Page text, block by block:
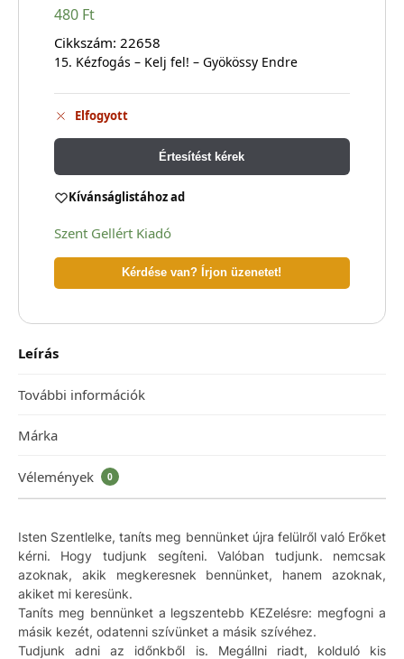
480 Ft
Cikkszám: 22658
15. Kézfogás – Kelj fel! – Gyökössy Endre
Elfogyott
Értesítést kérek
Kívánságlistához ad
Szent Gellért Kiadó
Kérdése van? Írjon üzenetet!
Leírás
További információk
Márka
Vélemények 0
Isten Szentlelke, taníts meg bennünket újra felülről való Erőket
kérni. Hogy tudjunk segíteni. Valóban tudjunk. nemcsak
azoknak, akik megkeresnek bennünket, hanem azoknak,
akiket mi keresünk.
Taníts meg bennünket a legszentebb KEZelésre: megfogni a
másik kezét, odatenni szívünket a másik szívéhez.
Tudjunk adni az időnkből is. Megállni riadt, kolduló kis